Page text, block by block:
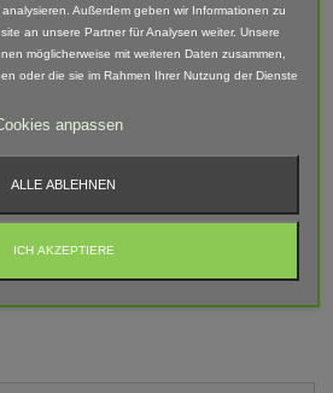
Zubehör sind nicht im Lieferumfang
Verfahren gefertigt und von Hand
nicht für Kinder unter 14 Jahren
Außerdem geben wir Informationen zu
an unsere Partner für Analysen weiter. Unsere
möglicherweise mit weiteren Daten zusammen,
oder die sie im Rahmen Ihrer Nutzung der Dienste
anpassen
ALLE ABLEHNEN
ICH AKZEPTIERE